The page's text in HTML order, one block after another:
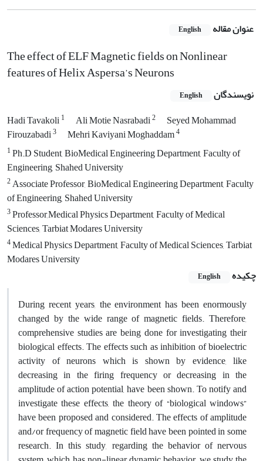
عنوان مقاله English
The effect of ELF Magnetic fields on Nonlinear
features of Helix Aspersa’s Neurons
نویسندگان English
Hadi Tavakoli1 Ali Motie Nasrabadi2
Seyed Mohammad
Firouzabadi3 Mehri Kaviyani Moghaddam4
1Ph.D Student, BioMedical Engineering Department, Faculty of
Engineering, Shahed University
2Associate Professor, BioMedical Engineering Department, Faculty
of Engineering, Shahed University
3Professor,Medical Physics Department, Faculty of Medical
Sciences, Tarbiat Modares University
4Medical Physics Department, Faculty of Medical Sciences, Tarbiat
Modares University
چکیده
English
During recent years, the environment has been enormously
changed by the wide range of magnetic fields. Therefore,
comprehensive studies are being done for investigating their
biological effects. The effects such as inhibition of bioelectric
activity of neurons which is shown by evidence, like
decreasing in the firing frequency or decreasing in the
amplitude of action potential, have been shown. To notify and
investigate these effects, the theory of “biological windows”
have been proposed and considered. The effects of amplitude
and/or frequency of magnetic field have been pointed in some
research. In this study, regarding the behavior of nervous